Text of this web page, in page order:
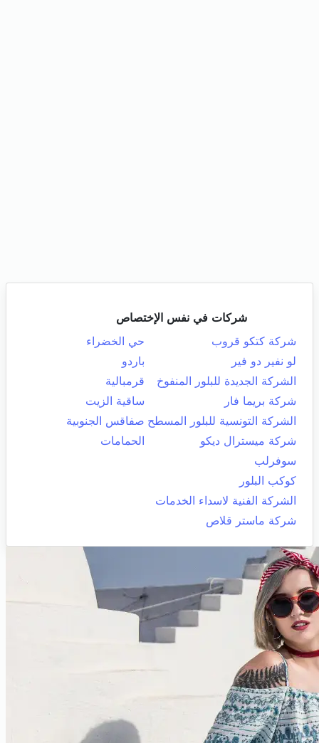
شركات في نفس الإختصاص
شركة كتكو قروب
حي الخضراء
لو نفير دو فير
باردو
الشركة الجديدة للبلور المنفوخ
قرمبالية
شركة بريما فار
ساقية الزيت
الشركة التونسية للبلور المسطح صفاقس الجنوبية
شركة ميسترال ديكو
الحمامات
سوفرلب
كوكب البلور
الشركة الفنية لاسداء الخدمات
شركة ماستر قلاص